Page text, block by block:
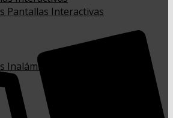
Pantallas Interactivas
Inalámbricos